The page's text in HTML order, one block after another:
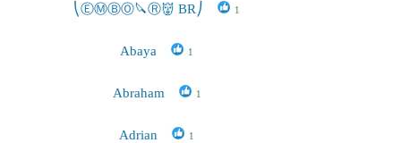
⎝ⒺⓂⒷⓄ🔪Ⓡ👹 BR⎠ 1
Abaya 1
Abraham 1
Adrian 1